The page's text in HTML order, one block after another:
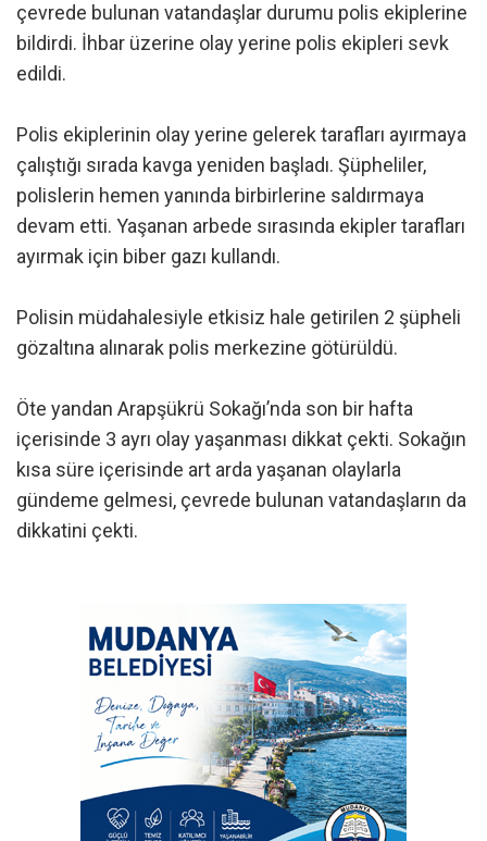
çevrede bulunan vatandaşlar durumu polis ekiplerine
bildirdi. İhbar üzerine olay yerine polis ekipleri sevk
edildi.
Polis ekiplerinin olay yerine gelerek tarafları ayırmaya
çalıştığı sırada kavga yeniden başladı. Şüpheliler,
polislerin hemen yanında birbirlerine saldırmaya
devam etti. Yaşanan arbede sırasında ekipler tarafları
ayırmak için biber gazı kullandı.
Polisin müdahalesiyle etkisiz hale getirilen 2 şüpheli
gözaltına alınarak polis merkezine götürüldü.
Öte yandan Arapşükrü Sokağı’nda son bir hafta
içerisinde 3 ayrı olay yaşanması dikkat çekti. Sokağın
kısa süre içerisinde art arda yaşanan olaylarla
gündeme gelmesi, çevrede bulunan vatandaşların da
dikkatini çekti.